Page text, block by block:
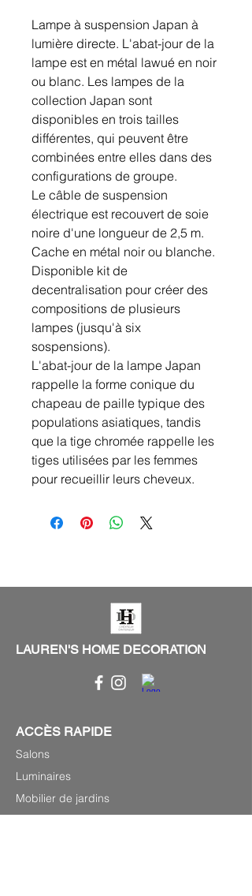
Lampe à suspension Japan à
lumière directe. L'abat-jour de la
lampe est en métal lawué en noir
ou blanc. Les lampes de la
collection Japan sont
disponibles en trois tailles
différentes, qui peuvent être
combinées entre elles dans des
configurations de groupe.
Le câble de suspension
électrique est recouvert de soie
noire d'une longueur de 2,5 m.
Cache en métal noir ou blanche.
Disponible kit de
decentralisation pour créer des
compositions de plusieurs
lampes (jusqu'à six
sospensions).
L'abat-jour de la lampe Japan
rappelle la forme conique du
chapeau de paille typique des
populations asiatiques, tandis
que la tige chromée rappelle les
tiges utilisées par les femmes
pour recueillir leurs cheveux.
LAUREN'S HOME DECORATION
ACCÈS RAPIDE
Salons
Luminaires
Mobilier de jardins